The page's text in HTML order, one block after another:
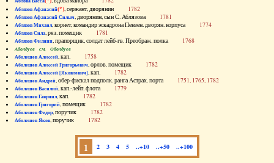
Аблязов Афанасий(*), сержант, дворянин 1782
Аблязов Афанасий Силыч, дворянин, сын С. Аблязова 1781
Аблязов Михаил, корнет, командир эскадрона Пензен. дворян. корпуса 1774
Аблязов Сила, ряз. помещик 1781
Аблязов Филипп, прапорщик, солдат лейб-гв. Преображ. полка 1768
Аболдуев см. Оболдуев
Аболешев Алексей, кап. 1758
Аболешев Алексей Григорьевич, орлов. помещик 1782
Аболешев Алексей [Яковлевич], кап. 1782
Аболешев Андрей, обер-фискал подполк. ранга Астрах. порта 1751, 1765, 1782
Аболешев Василий, кап.-лейт. флота 1779
Аболешев Гавриил, кап. 1782
Аболешев Григорий, помещик 1782
Аболешев Федор, поручик 1782
Аболешев Яков, поручик 1782
1 2 3 4 5 ..+10 ..+50 ..+100